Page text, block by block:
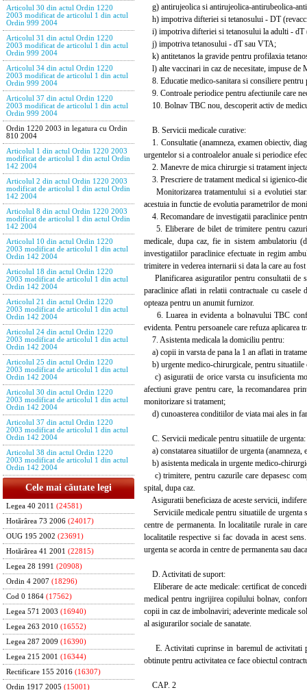
Articolul 30 din actul Ordin 1220
2003 modificat de articolul 1 din actul
Ordin 999 2004
Articolul 31 din actul Ordin 1220
2003 modificat de articolul 1 din actul
Ordin 999 2004
Articolul 34 din actul Ordin 1220
2003 modificat de articolul 1 din actul
Ordin 999 2004
Articolul 37 din actul Ordin 1220
2003 modificat de articolul 1 din actul
Ordin 999 2004
Ordin 1220 2003 in legatura cu Ordin
810 2004
Articolul 1 din actul Ordin 1220 2003
modificat de articolul 1 din actul Ordin
142 2004
Articolul 2 din actul Ordin 1220 2003
modificat de articolul 1 din actul Ordin
142 2004
Articolul 8 din actul Ordin 1220 2003
modificat de articolul 1 din actul Ordin
142 2004
Articolul 10 din actul Ordin 1220
2003 modificat de articolul 1 din actul
Ordin 142 2004
Articolul 18 din actul Ordin 1220
2003 modificat de articolul 1 din actul
Ordin 142 2004
Articolul 21 din actul Ordin 1220
2003 modificat de articolul 1 din actul
Ordin 142 2004
Articolul 24 din actul Ordin 1220
2003 modificat de articolul 1 din actul
Ordin 142 2004
Articolul 25 din actul Ordin 1220
2003 modificat de articolul 1 din actul
Ordin 142 2004
Articolul 30 din actul Ordin 1220
2003 modificat de articolul 1 din actul
Ordin 142 2004
Articolul 37 din actul Ordin 1220
2003 modificat de articolul 1 din actul
Ordin 142 2004
Articolul 38 din actul Ordin 1220
2003 modificat de articolul 1 din actul
Ordin 142 2004
Cele mai căutate legi
Legea 40 2011 (24581)
Hotărârea 73 2006 (24017)
OUG 195 2002 (23691)
Hotărârea 41 2001 (22815)
Legea 28 1991 (20908)
Ordin 4 2007 (18296)
Cod 0 1864 (17562)
Legea 571 2003 (16940)
Legea 263 2010 (16552)
Legea 287 2009 (16390)
Legea 215 2001 (16344)
Rectificare 155 2016 (16307)
Ordin 1917 2005 (15001)
g) antirujeolica si antirujeolica-antirubeolica-
h) impotriva difteriei si tetanosului - DT
i) impotriva difteriei si tetanosului la adulti - dT
j) impotriva tetanosului - dT sau VTA;
k) antitetanos la gravide pentru profilaxia
l) alte vaccinari in caz de necesitate, impuse de
8. Educatie medico-sanitara si consiliere
9. Controale periodice pentru afectiunile care
10. Bolnav TBC nou, descoperit activ de
B. Servicii medicale curative:
1. Consultatie (anamneza, examen obiectiv,
urgentelor si a controalelor anuale si periodice
2. Manevre de mica chirurgie si tratament
3. Prescriere de tratament medical si igienico-
Monitorizarea tratamentului si a evolutiei
acestuia in functie de evolutia parametrilor de
4. Recomandare de investigatii paraclinice
5. Eliberare de bilet de trimitere pentru
medicale, dupa caz, fie in sistem ambulatoriu
investigatiilor paraclinice efectuate in regim
trimitere in vederea internarii si data la care au
Planificarea asiguratilor pentru consultatii de
paraclinice aflati in relatii contractuale cu
opteaza pentru un anumit furnizor.
6. Luarea in evidenta a bolnavului TBC
evidenta. Pentru persoanele care refuza
7. Asistenta medicala la domiciliu pentru:
a) copii in varsta de pana la 1 an aflati in
b) urgente medico-chirurgicale, pentru situatiile
c) asiguratii de orice varsta cu insuficienta
afectiuni grave pentru care, la recomandarea
monitorizare si tratament;
d) cunoasterea conditiilor de viata mai ales in
C. Servicii medicale pentru situatiile de urgenta:
a) constatarea situatiilor de urgenta (anamneza,
b) asistenta medicala in urgente medico-
c) trimitere, pentru cazurile care depasesc
spital, dupa caz.
Asiguratii beneficiaza de aceste servicii,
Serviciile medicale pentru situatiile de urgenta
centre de permanenta. In localitatile rurale in
localitatile respective si fac dovada in acest
urgenta se acorda in centre de permanenta sau
D. Activitati de suport:
Eliberare de acte medicale: certificat de
medical pentru ingrijirea copilului bolnav,
copii in caz de imbolnaviri; adeverinte medicale
al asigurarilor sociale de sanatate.
E. Activitati cuprinse in baremul de activitati
obtinute pentru activitatea ce face obiectul
CAP. 2